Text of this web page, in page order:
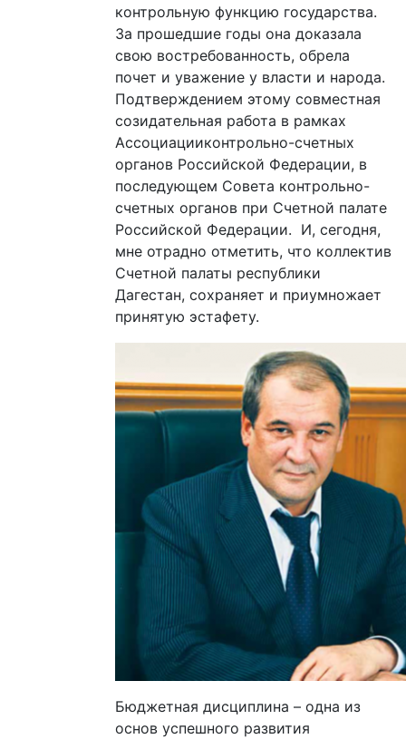
контрольную функцию государства.
За прошедшие годы она доказала
свою востребованность, обрела
почет и уважение у власти и народа.
Подтверждением этому совместная
созидательная работа в рамках
Ассоциацииконтрольно-счетных
органов Российской Федерации, в
последующем Совета контрольно-
счетных органов при Счетной палате
Российской Федерации. И, сегодня,
мне отрадно отметить, что коллектив
Счетной палаты республики
Дагестан, сохраняет и приумножает
принятую эстафету.
Бюджетная дисциплина – одна из
основ успешного развития